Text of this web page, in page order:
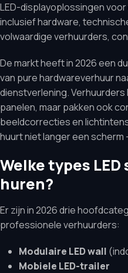
LED-displayoplossingen
inclusief hardware,
volwaardige verhuurders,
De markt heeft in 2026 een
van pure hardwareverhuur
dienstverlening.
panelen, maar pakken ook
beeldcorrecties en
huurt niet langer een
Welke types
huren?
Er zijn in 2026 drie
professionele verhuurders:
Modulaire LED wall
Mobiele LED-trailer